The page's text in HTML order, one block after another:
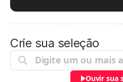
Crie sua seleção
Ouvir sua